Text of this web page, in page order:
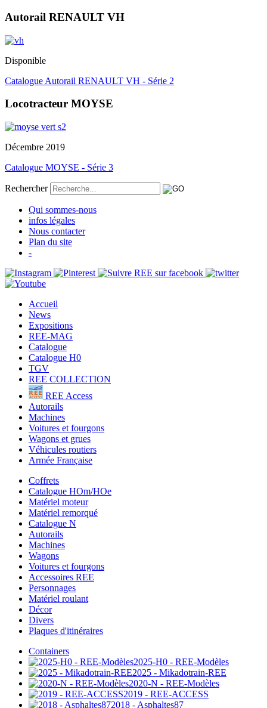
Autorail RENAULT VH
Disponible
Catalogue Autorail RENAULT VH - Série 2
Locotracteur MOYSE
Décembre 2019
Catalogue MOYSE - Série 3
Rechercher
Qui sommes-nous
infos légales
Nous contacter
Plan du site
-
Accueil
News
Expositions
REE-MAG
Catalogue
Catalogue H0
TGV
REE COLLECTION
REE Access
Autorails
Machines
Voitures et fourgons
Wagons et grues
Véhicules routiers
Armée Française
Coffrets
Catalogue HOm/HOe
Matériel moteur
Matériel remorqué
Catalogue N
Autorails
Machines
Wagons
Voitures et fourgons
Accessoires REE
Personnages
Matériel roulant
Décor
Divers
Plaques d'itinéraires
Containers
2025-H0 - REE-Modèles
2025 - Mikadotrain-REE
2020-N - REE-Modèles
2019 - REE-ACCESS
2018 - Asphaltes87